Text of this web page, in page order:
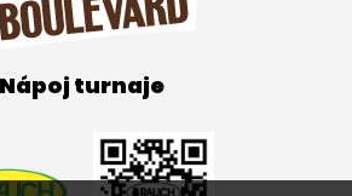
Nápoj turnaje